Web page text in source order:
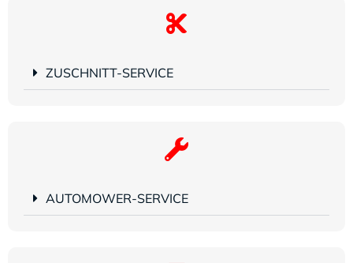
ZUSCHNITT-SERVICE
AUTOMOWER-SERVICE